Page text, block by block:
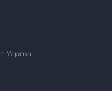
Yapma